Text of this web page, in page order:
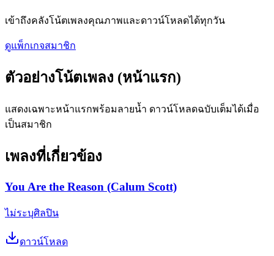
เข้าถึงคลังโน้ตเพลงคุณภาพและดาวน์โหลดได้ทุกวัน
ดูแพ็กเกจสมาชิก
ตัวอย่างโน้ตเพลง (หน้าแรก)
แสดงเฉพาะหน้าแรกพร้อมลายน้ำ ดาวน์โหลดฉบับเต็มได้เมื่อ
เป็นสมาชิก
เพลงที่เกี่ยวข้อง
You Are the Reason (Calum Scott)
ไม่ระบุศิลปิน
ดาวน์โหลด